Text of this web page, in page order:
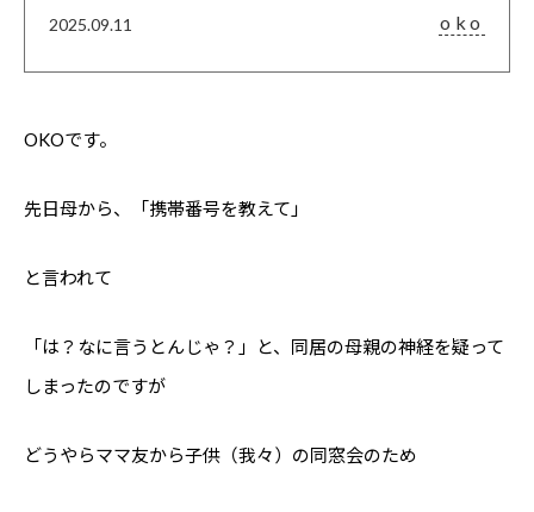
2025.09.11 oko
OKOです。
先日母から、「携帯番号を教えて」
と言われて
「は？なに言うとんじゃ？」と、同居の母親の神経を疑って
しまったのですが
どうやらママ友から子供（我々）の同窓会のため